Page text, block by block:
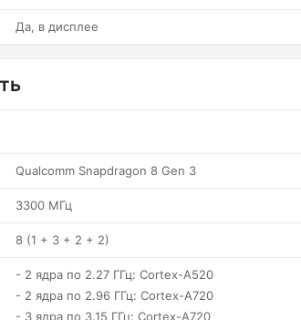
Да, в дисплее
Qualcomm Snapdragon 8 Gen 3
3300 МГц
8 (1 + 3 + 2 + 2)
- 2 ядра по 2.27 ГГц: Cortex-A520
- 2 ядра по 2.96 ГГц: Cortex-A720
- 3 ядра по 3.15 ГГц: Cortex-A720